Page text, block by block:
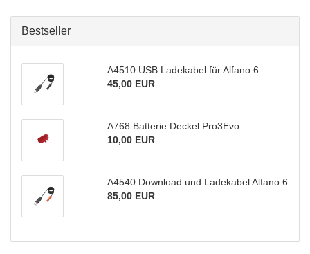
Bestseller
A4510 USB Ladekabel für Alfano 6
45,00 EUR
A768 Batterie Deckel Pro3Evo
10,00 EUR
A4540 Download und Ladekabel Alfano 6
85,00 EUR